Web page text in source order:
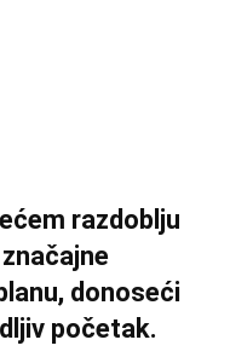
razdoblju
donoseći
početak.